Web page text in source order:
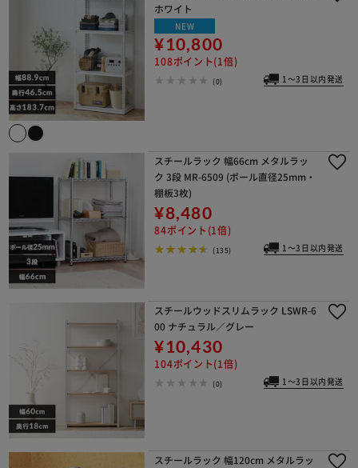
ホワイト
NEW
¥10,800
108ポイント(1倍)
(0) 1～3日以内発送
スチールラック 幅66cm メタルラッ
ク 3段 MR-6509 (ポール直径25mm・
棚板3枚)
¥8,480
84ポイント(1倍)
(135) 1～3日以内発送
スチールウッドスリムラック LSWR-6
00 ナチュラル／グレー
¥10,430
104ポイント(1倍)
(0) 1～3日以内発送
スチールラック 幅120cm メタルラッ